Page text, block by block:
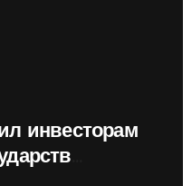
инвесторам